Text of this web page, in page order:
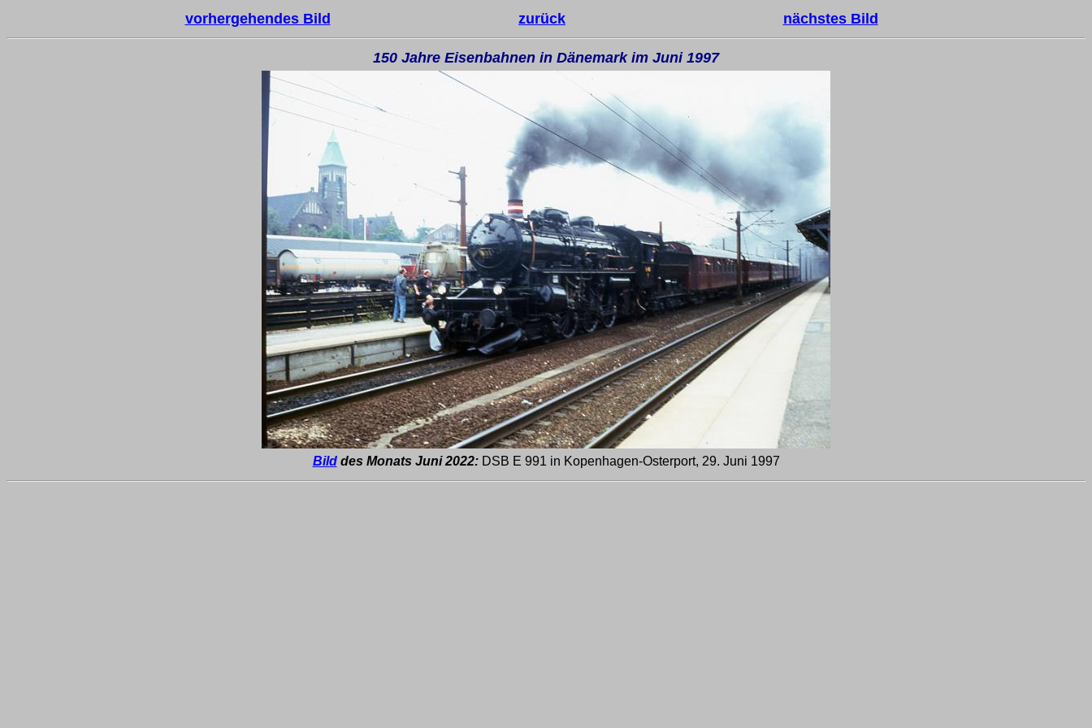
vorhergehendes Bild zurück nächstes Bild
150 Jahre Eisenbahnen in Dänemark im Juni 1997
Bilddes Monats Juni 2022:DSB E 991 in Kopenhagen-Osterport, 29. Juni 1997